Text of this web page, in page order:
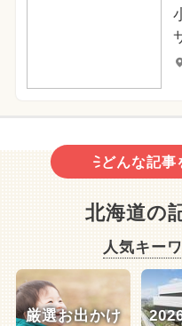
どんな記事
北海道の
人気キー
厳選お出かけ